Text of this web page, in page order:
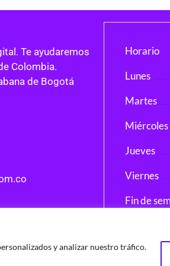
y analizar nuestro tráfico.
Te ayudaremos
Colombia.
de Bogotá
Horario
Lunes
Martes
Miércoles
Jueves
Viernes
Fin de